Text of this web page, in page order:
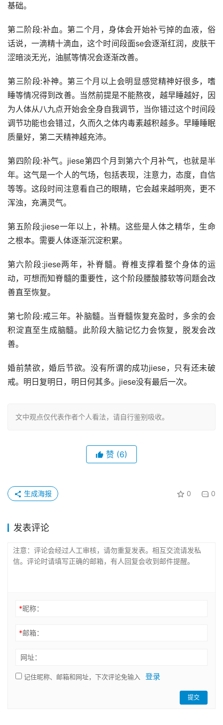
基础。
第二阶段:补血。第二个月，身体会开始补亏掉的血液，俗
话说，一滴精十滴血，这个时间段面se会逐渐红润，皮肤干
涩暗淡无光，油腻等情况会逐渐改善。
第三阶段:补神。第三个月以上会明显感觉精神好很多，嗜
睡等情况得到改善。当然前提是不能熬夜，越早睡越好，因
为人体从八九点开始会全身自我调节，当你错过这个时间段
调节功能也会错过，久而久之体内毒素越积越多。早睡睡眠
质量好，第二天精神越充沛。
第四阶段:补气。jiese第四个月到第六个月补气，也就是半
年。这气是一个人的气场，包括表现，注意力，态度，自信
等等。这段时间注意看自己的眼睛，它会越来越明亮，更不
浑浊，充满灵气。
第五阶段:jiese一年以上，补精。这些是人体之精华，生命
之根本。需要人体逐渐沉淀积累。
第六阶段:jiese两年，补脊髓。脊椎支撑着整个身体的运
动，可想而知脊髓的重要性，这个阶段腰酸膝软等问题会改
善直至恢复。
第七阶段:戒三年。补脑髓。当脊髓恢复充盈时，多余的会
积淀直至生成脑髓。此阶段大脑记忆力会恢复，脱发会改
善。
婚前禁欲，婚后节欲。没有所谓的成功jiese，只有还未破
戒。明日复明日，明日何其多。jiese没有最后一次。
文中观点仅代表作者个人看法，请自行鉴别吸收。
赞 (6)
0 0
生成海报
发表评论
*昵称：
*邮箱：
网址：
记住昵称、邮箱和网址，下次评论免输入 登录
提交